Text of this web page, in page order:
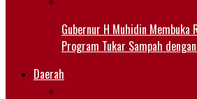
Gubernur H Muhidin Membuka
Program Tukar Sampah
Daerah